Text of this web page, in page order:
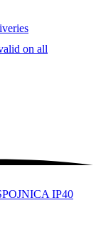
on all